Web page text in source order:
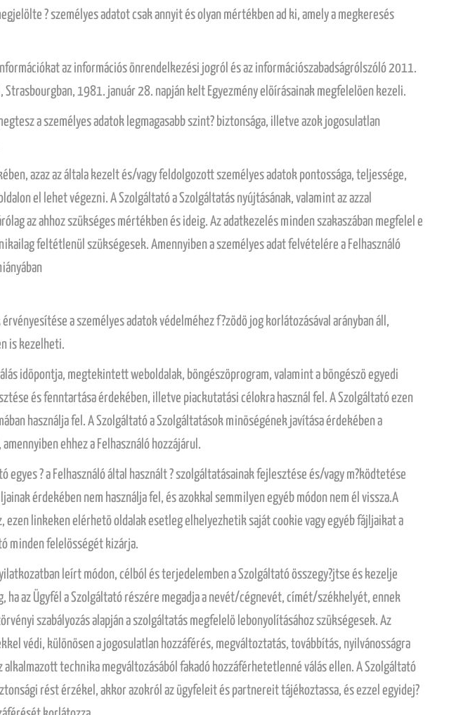
? személyes adatot csak annyit és olyan mértékben ad ki, amely a megkeresés
az információs önrendelkezési jogról és az információszabadságrólszóló 2011.
1981. január 28. napján kelt Egyezmény elöírásainak megfelelöen kezeli.
a személyes adatok legmagasabb szint? biztonsága, illetve azok jogosulatlan
azaz az általa kezelt és/vagy feldolgozott személyes adatok pontossága, teljessége,
el lehet végezni. A Szolgáltató a Szolgáltatás nyújtásának, valamint az azzal
az ahhoz szükséges mértékben és ideig. Az adatkezelés minden szakaszában megfelel e
feltétlenül szükségesek. Amennyiben a személyes adat felvételére a Felhasználó
a személyes adatok védelméhez f?zödö jog korlátozásával arányban áll,
is kezelheti.
idöpontja, megtekintett weboldalak, böngészöprogram, valamint a böngészö egyedi
és fenntartása érdekében, illetve piackutatási célokra használ fel. A Szolgáltató ezen
használja fel. A Szolgáltató a Szolgáltatások minöségének javítása érdekében a
ehhez a Felhasználó hozzájárul.
? a Felhasználó által használt ? szolgáltatásainak fejlesztése és/vagy m?ködtetése
érdekében nem használja fel, és azokkal semmilyen egyéb módon nem él vissza.A
linkeken elérhetö oldalak esetleg elhelyezhetik saját cookie vagy egyéb fájljaikat a
minden felelösségét kizárja.
leírt módon, célból és terjedelemben a Szolgáltató összegy?jtse és kezelje
ha az Ügyfél a Szolgáltató részére megadja a nevét/cégnevét, címét/székhelyét, ennek
szabályozás alapján a szolgáltatás megfelelö lebonyolításához szükségesek. Az
védi, különösen a jogosulatlan hozzáférés, megváltoztatás, továbbítás, nyilvánosságra
technika megváltozásából fakadó hozzáférhetetlenné válás ellen. A Szolgáltató
rést érzékel, akkor azokról az ügyfeleit és partnereit tájékoztassa, és ezzel egyidej?